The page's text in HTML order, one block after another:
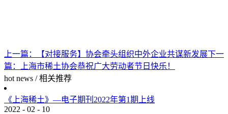
上一篇： 【对接服务】协会牵头组织中外企业共谋新发展下一
篇：
上海市稀土协会恭祝广大劳动者节日快乐！
hot news / 相关推荐
《上海稀土》—电子期刊2022年第1期上线
2022 - 02 - 10